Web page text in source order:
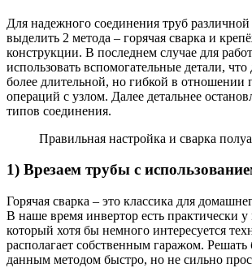
Для надежного соединения труб
выделить 2 метода – горячая сварка и
конструкции. В последнем случае для
использовать вспомогательные детали, что
более длительной, но гибкой в отношении
операций с узлом. Далее детальнее
типов соединения.
Правильная настройка и сварка
1) Врезаем трубы с
Горячая сварка – это классика для
В наше время инвертор есть практически у
который хотя бы немного интересуется
располагает собственным гаражом.
данным методом быстро, но не сильно